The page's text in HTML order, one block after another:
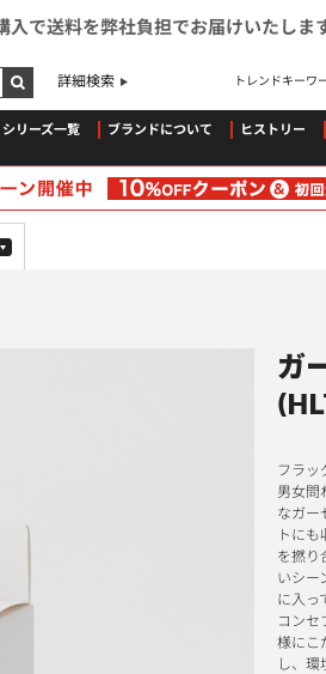
で送料を弊社負担でお届けいたします
詳細検索 トレンドキーワ
シリーズ一覧 ブランドについて ヒストリー
ガ
フラッ
男女問
なガー
トに
を撚り
いシー
に入っ
コン
様にこ
し、環